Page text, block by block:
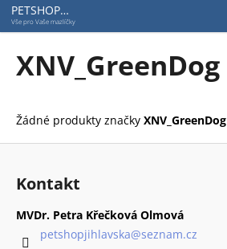
Přejít
na
obsah
PETSHOP
Jihlavská
Vše pro Vaše mazlíčky
XNV_GreenDog
Žádné produkty značky XNV_GreenDog
o
o
p
o
t
ř
e
b
Z
Kontakt
MVDr. Petra Křečková Olmová
petshopjihlavska@seznam.cz